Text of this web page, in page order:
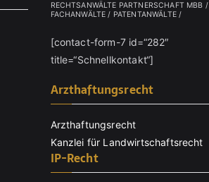
RECHTSANWÄLTE PARTNERSCHAFT MBB /
FACHANWÄLTE / PATENTANWÄLTE /
[contact-form-7 id=“282″
title=“Schnellkontakt“]
Arzthaftungsrecht
Arzthaftungsrecht
Kanzlei für Landwirtschaftsrecht
IP-Recht